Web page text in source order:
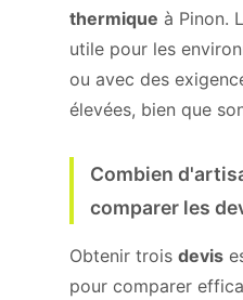
thermique à Pinon.
utile pour les
ou avec des
élevées, bien que
Combien
comparer les
Obtenir trois devis
pour comparer